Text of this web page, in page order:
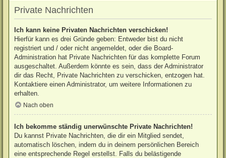
Private Nachrichten
Ich kann keine Privaten Nachrichten verschicken!
Hierfür kann es drei Gründe geben: Entweder bist du nicht
registriert und / oder nicht angemeldet, oder die Board-
Administration hat Private Nachrichten für das komplette Forum
ausgeschaltet. Außerdem könnte es sein, dass der Administrator
dir das Recht, Private Nachrichten zu verschicken, entzogen hat.
Kontaktiere einen Administrator, um weitere Informationen zu
erhalten.
Nach oben
Ich bekomme ständig unerwünschte Private Nachrichten!
Du kannst Private Nachrichten, die dir ein Mitglied sendet,
automatisch löschen, indem du in deinem persönlichen Bereich
eine entsprechende Regel erstellst. Falls du belästigende